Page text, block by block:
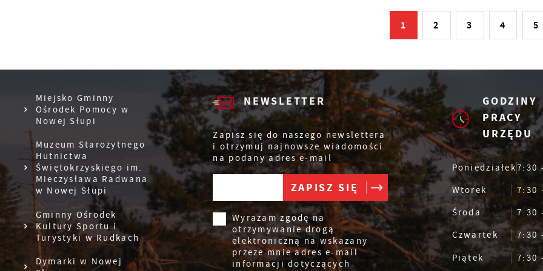
1 2 3 4 5
Miejsko Gminny
Ośrodek Pomocy w
Nowej Słupi
Muzeum Starożytnego
Hutnictwa
Świętokrzyskiego im.
Mieczysława Radwana
w Nowej Słupi
Gminny Ośrodek
Kultury Sportu i
Turystyki w Rudkach
Dymarki w Nowej
NEWSLETTER
Zapisz się do naszego newslettera
i otrzymuj najnowsze wiadomości
na podany adres e-mail
Wyrażam zgodę na
otrzymywanie drogą
elektroniczną na wskazany
przeze mnie adres e-mail
informacji dotyczących
GODZINY
PRACY
URZĘDU
Poniedziałek7:30
Wtorek
7:30
Środa
7:30
Czwartek
7:30
Piątek
7:30